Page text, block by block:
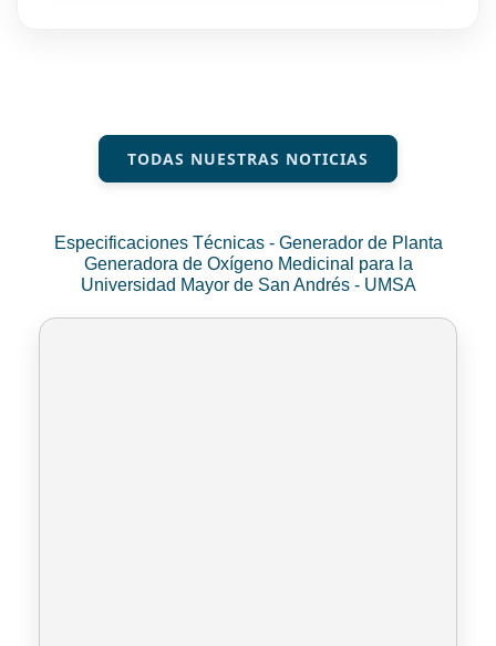
TODAS NUESTRAS NOTICIAS
Especificaciones Técnicas - Generador de Planta
Generadora de Oxígeno Medicinal para la
Universidad Mayor de San Andrés - UMSA